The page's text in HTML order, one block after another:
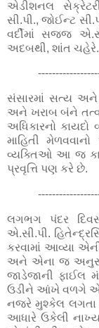
એડીશનલ
સી.પી., જોઈન્ટ
વર્દીમાં સજ્જ
અદબથી, શાંત ચહેરે.
સંસારમાં સત્ય
અને ખરાબ બંને
અધિકારનો
માહિતી
વ્યક્તિઓ આ જ
પ્રવૃત્તિ પણ કરે છે.
લગભગ પંદર
એ.સી.પી.
કરવામાં આવ્યા
અને એના જ
જાડેજાની ફાઈલ
ઉડીને આંખે વળગે
નજરે મુશ્કેલ
આધારે ઉકેલી